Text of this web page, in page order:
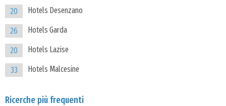
20 Hotels Desenzano
26 Hotels Garda
20 Hotels Lazise
33 Hotels Malcesine
Ricerche più frequenti